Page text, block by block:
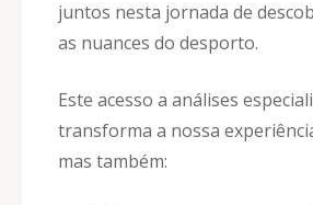
juntos nesta jornada de
as nuances do desporto.
Este acesso a análises
transforma a nossa
mas também: